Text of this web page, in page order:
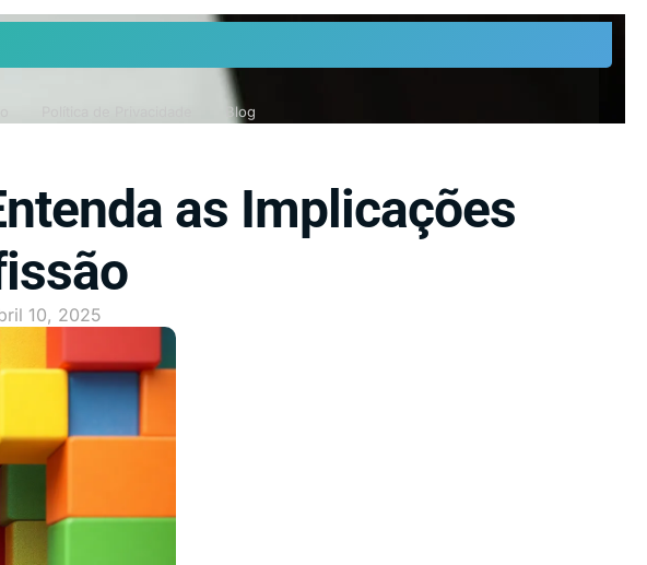
Blog
as Implicações
10, 2025